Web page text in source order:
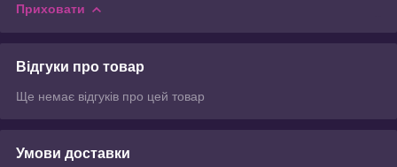
Приховати
Відгуки про товар
Ще немає відгуків про цей товар
Умови доставки